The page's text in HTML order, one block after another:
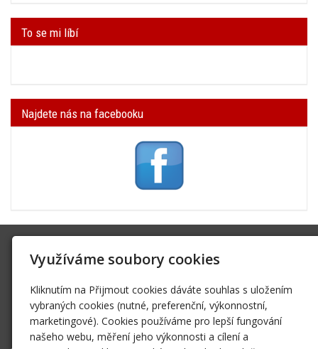
To se mi líbí
Najdete nás na facebooku
Na Spádu 2069/9, 40011 Ústí nad Labem
sktrifid@sktrifid.cz
606 64 64 99
475 504 457
Využíváme soubory cookies
Kliknutím na Přijmout cookies dáváte souhlas s uložením
vybraných cookies (nutné, preferenční, výkonnostní,
marketingové). Cookies používáme pro lepší fungování
našeho webu, měření jeho výkonnosti a cílení a